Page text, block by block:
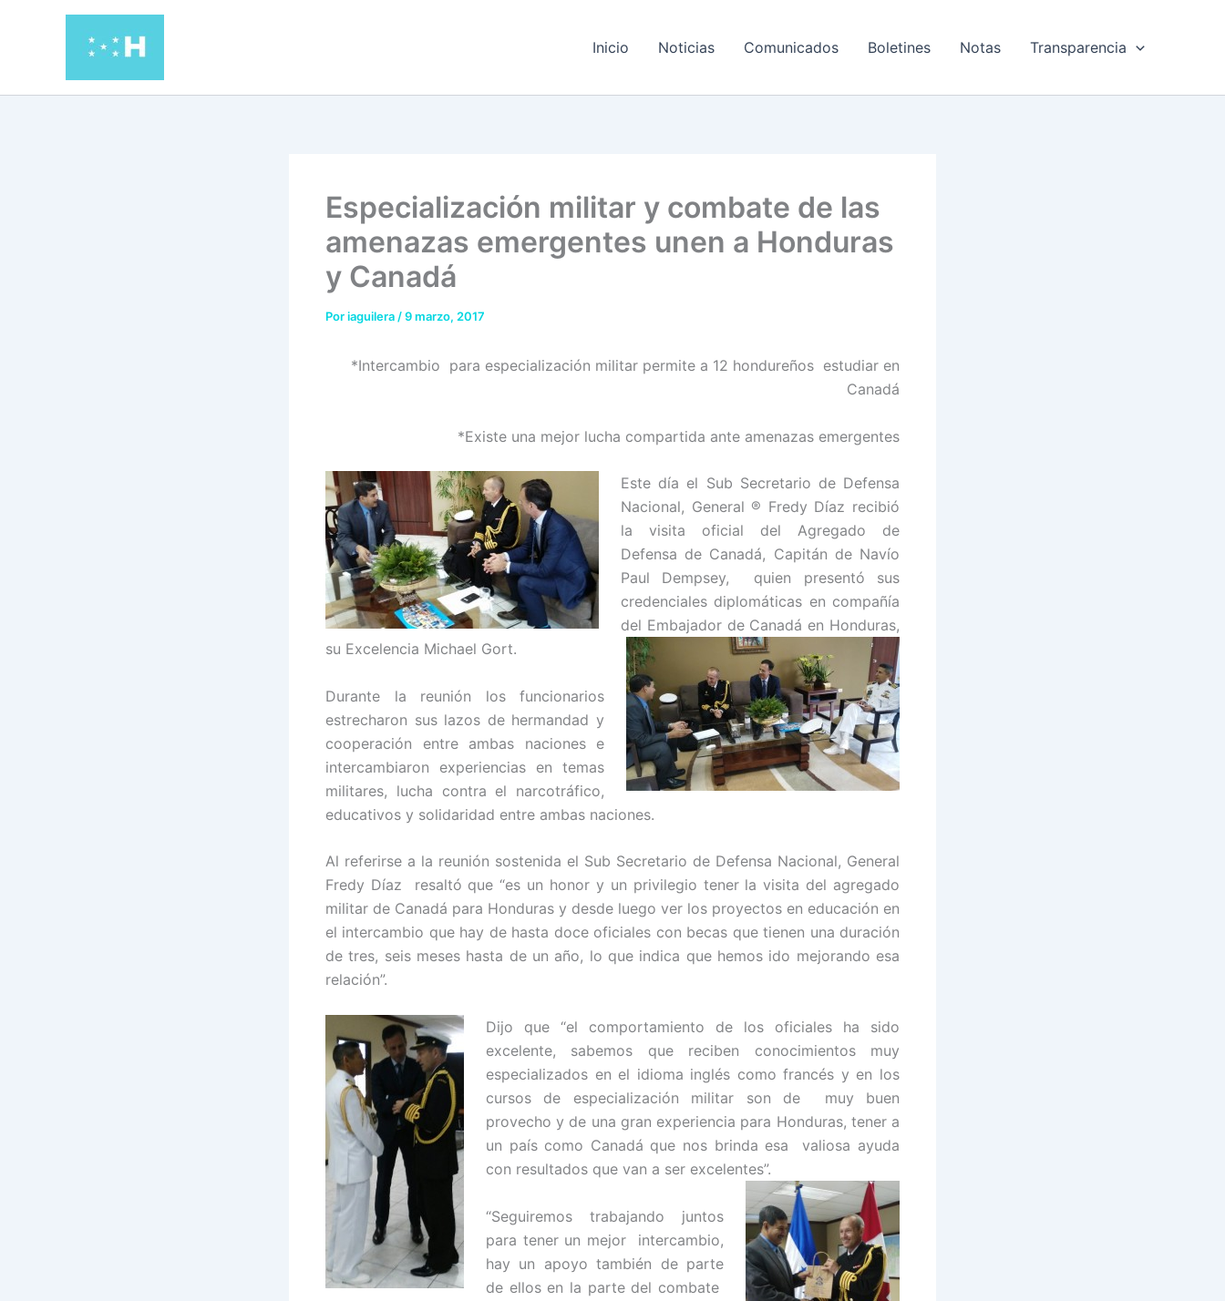
Inicio Noticias Comunicados Boletines Notas Transparencia
Especialización militar y combate de las
amenazas emergentes unen a Honduras
y Canadá
Poriaguilera /9 marzo, 2017
*Intercambio para especialización militar permite a 12 hondureños estudiar en
Canadá
*Existe una mejor lucha compartida ante amenazas emergentes
Este día el Sub Secretario de Defensa
Nacional, General ® Fredy Díaz recibió
la visita oficial del Agregado de
Defensa de Canadá, Capitán de Navío
Paul Dempsey, quien presentó sus
credenciales diplomáticas en compañía
del Embajador de Canadá en Honduras,
su Excelencia Michael Gort.
Durante la reunión los funcionarios
estrecharon sus lazos de hermandad y
cooperación entre ambas naciones e
intercambiaron experiencias en temas
militares, lucha contra el narcotráfico,
educativos y solidaridad entre ambas naciones.
Al referirse a la reunión sostenida el Sub Secretario de Defensa Nacional, General
Fredy Díaz resaltó que “es un honor y un privilegio tener la visita del agregado
militar de Canadá para Honduras y desde luego ver los proyectos en educación en
el intercambio que hay de hasta doce oficiales con becas que tienen una duración
de tres, seis meses hasta de un año, lo que indica que hemos ido mejorando esa
relación”.
Dijo que “el comportamiento de los oficiales ha sido
excelente, sabemos que reciben conocimientos muy
especializados en el idioma inglés como francés y en los
cursos de especialización militar son de muy buen
provecho y de una gran experiencia para Honduras, tener a
un país como Canadá que nos brinda esa valiosa ayuda
con resultados que van a ser excelentes”.
“Seguiremos trabajando juntos
para tener un mejor intercambio,
hay un apoyo también de parte
de ellos en la parte del combate